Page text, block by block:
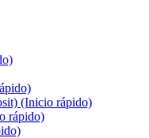
(Inicio rápido)
rápido)